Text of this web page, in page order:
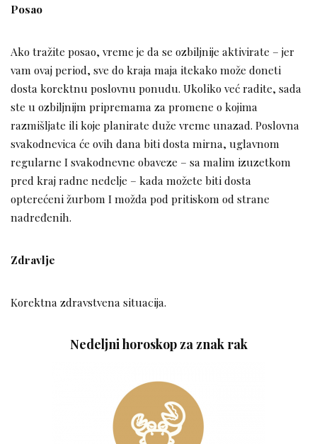
Posao
Ako tražite posao, vreme je da se ozbiljnije aktivirate – jer
vam ovaj period, sve do kraja maja itekako može doneti
dosta korektnu poslovnu ponudu. Ukoliko već radite, sada
ste u ozbiljnijm pripremama za promene o kojima
razmišljate ili koje planirate duže vreme unazad. Poslovna
svakodnevica će ovih dana biti dosta mirna, uglavnom
regularne I svakodnevne obaveze – sa malim izuzetkom
pred kraj radne nedelje – kada možete biti dosta
opterećeni žurbom I možda pod pritiskom od strane
nadređenih.
Zdravlje
Korektna zdravstvena situacija.
Nedeljni horoskop za znak rak